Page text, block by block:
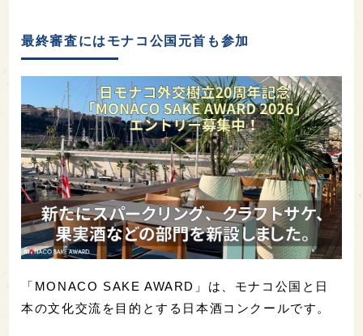
最終審査にはモナコ公国元首も参加
「MONACO SAKE AWARD」は、モナコ公国と日
本の文化交流を目的とする日本酒コンクールです。